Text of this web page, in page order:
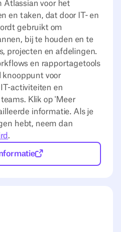
Atlassian voor het
en taken, dat door IT- en
gebruikt om
bij te houden en te
projecten en afdelingen.
en rapportagetools
knooppunt voor
activiteiten en
Klik op 'Meer
informatie. Als je
hebt, neem dan
.